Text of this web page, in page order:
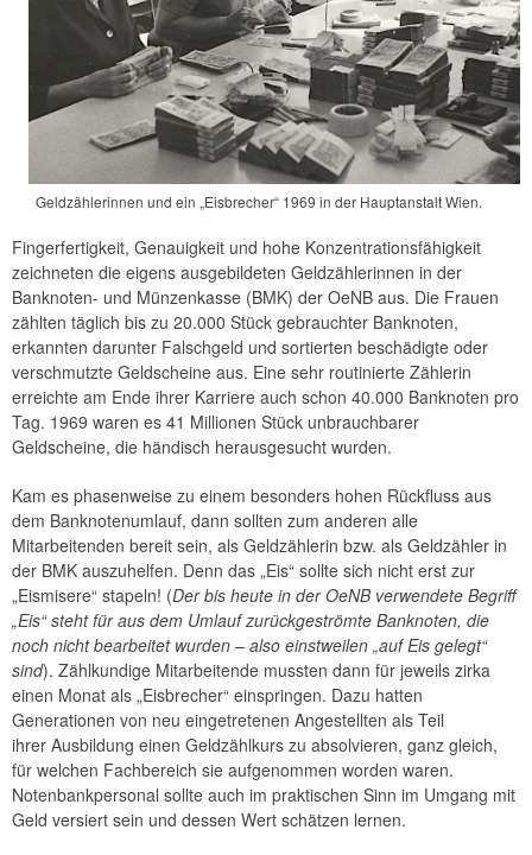
Geldzählerinnen und ein „Eisbrecher“ 1969 in der Hauptanstalt Wien.
Fingerfertigkeit, Genauigkeit und hohe Konzentrationsfähigkeit
zeichneten die eigens ausgebildeten Geldzählerinnen in der
Banknoten- und Münzenkasse (BMK) der OeNB aus. Die Frauen
zählten täglich bis zu 20.000 Stück gebrauchter Banknoten,
erkannten darunter Falschgeld und sortierten beschädigte oder
verschmutzte Geldscheine aus. Eine sehr routinierte Zählerin
erreichte am Ende ihrer Karriere auch schon 40.000 Banknoten pro
Tag. 1969 waren es 41 Millionen Stück unbrauchbarer
Geldscheine, die händisch herausgesucht wurden.
Kam es phasenweise zu einem besonders hohen Rückfluss aus
dem Banknotenumlauf, dann sollten zum anderen alle
Mitarbeitenden bereit sein, als Geldzählerin bzw. als Geldzähler in
der BMK auszuhelfen. Denn das „Eis“ sollte sich nicht erst zur
„Eismisere“ stapeln! (Der bis heute in der OeNB verwendete Begriff
„Eis“ steht für aus dem Umlauf zurückgeströmte Banknoten, die
noch nicht bearbeitet wurden – also einstweilen „auf Eis gelegt“
sind). Zählkundige Mitarbeitende mussten dann für jeweils zirka
einen Monat als „Eisbrecher“ einspringen. Dazu hatten
Generationen von neu eingetretenen Angestellten als Teil
ihrer Ausbildung einen Geldzählkurs zu absolvieren, ganz gleich,
für welchen Fachbereich sie aufgenommen worden waren.
Notenbankpersonal sollte auch im praktischen Sinn im Umgang mit
Geld versiert sein und dessen Wert schätzen lernen.